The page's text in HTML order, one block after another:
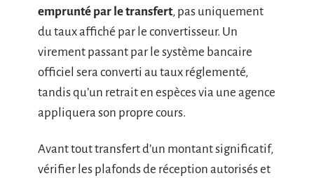
emprunté par le transfert, pas uniquement
du taux affiché par le convertisseur. Un
virement passant par le système bancaire
officiel sera converti au taux réglementé,
tandis qu’un retrait en espèces via une agence
appliquera son propre cours.
Avant tout transfert d’un montant significatif,
vérifier les plafonds de réception autorisés et